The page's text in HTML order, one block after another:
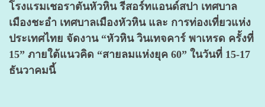
โรงแรมเชอราตันหัวหิน รีสอร์ทแอนด์สปา เทศบาล
เมืองชะอํา เทศบาลเมืองหัวหิน และ การท่องเที่ยวแห่ง
ประเทศไทย จัดงาน “หัวหิน วินเทจคาร์ พาเหรด ครั้งที่
15” ภายใต้แนวคิด “สายลมแห่งยุค 60” ในวันที่ 15-17
ธันวาคมนี้